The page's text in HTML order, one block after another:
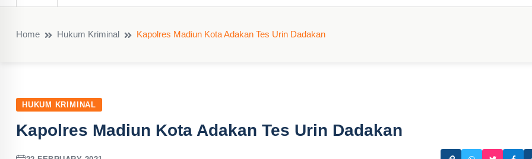
Home Hukum Kriminal Kapolres Madiun Kota Adakan Tes Urin Dadakan
HUKUM KRIMINAL
Kapolres Madiun Kota Adakan Tes Urin Dadakan